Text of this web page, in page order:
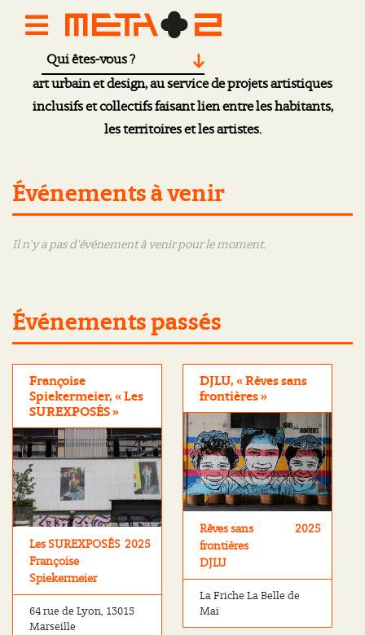
Qui êtes-vous ?
Méta 2est un pôle de création en arts visuels,
art urbain et design, au service de projets artistiques
inclusifs et collectifs faisant lien entre les habitants,
les territoires et les artistes.
Événements à venir
Il n'y a pas d'événement à venir pour le moment.
Événements passés
Françoise
Spiekermeier, « Les
SUREXPOSÉS »
Les SUREXPOSÉS
Françoise
Spiekermeier
2025
64 rue de Lyon, 13015
Marseille
DJLU, « Rêves sans
frontières »
Rêves sans
frontières
DJLU
2025
La Friche La Belle de
Mai